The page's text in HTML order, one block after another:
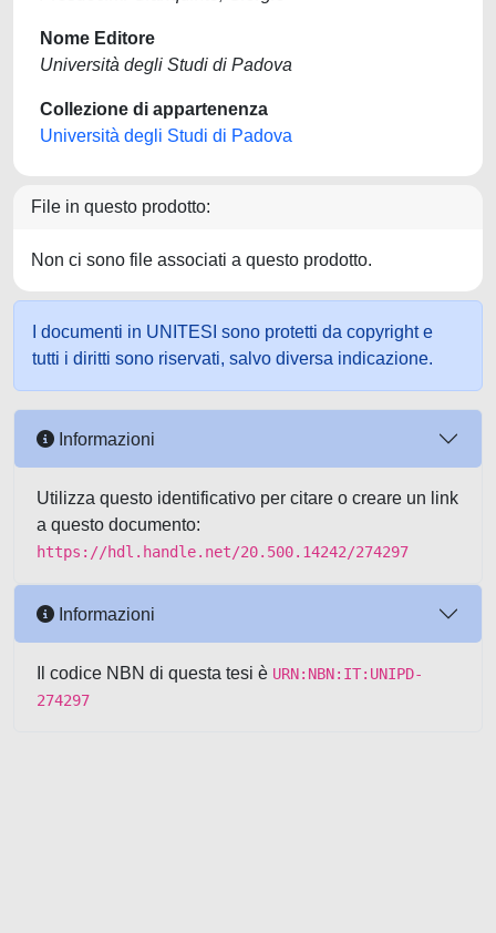
Nome Editore
Università degli Studi di Padova
Collezione di appartenenza
Università degli Studi di Padova
File in questo prodotto:
Non ci sono file associati a questo prodotto.
I documenti in UNITESI sono protetti da copyright e
tutti i diritti sono riservati, salvo diversa indicazione.
Informazioni
Utilizza questo identificativo per citare o creare un link
a questo documento:
https://hdl.handle.net/20.500.14242/274297
Informazioni
Il codice NBN di questa tesi è URN:NBN:IT:UNIPD-
274297